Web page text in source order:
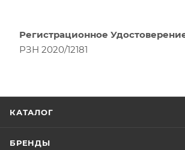
Регистрационное
РЗН 2020/12181
КАТАЛОГ
БРЕНДЫ